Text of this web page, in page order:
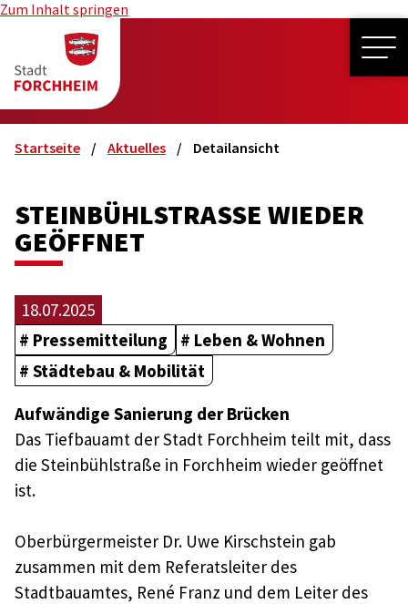
Zum Inhalt springen
Startseite Aktuelles Detailansicht
STEINBÜHLSTRASSE WIEDER G
EÖFFNET
18.07.2025
Pressemitteilung
Leben & Wohnen
Städtebau & Mobilität
Aufwändige Sanierung der Brücken
Das Tiefbauamt der Stadt Forchheim teilt mit, dass
die Steinbühlstraße in Forchheim wieder geöffnet
ist.
Oberbürgermeister Dr. Uwe Kirschstein gab
zusammen mit dem Referatsleiter des
Stadtbauamtes, René Franz und dem Leiter des